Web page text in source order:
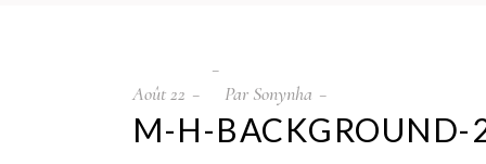
Août22 Par Sonynha
M-H-BACKGROUND-